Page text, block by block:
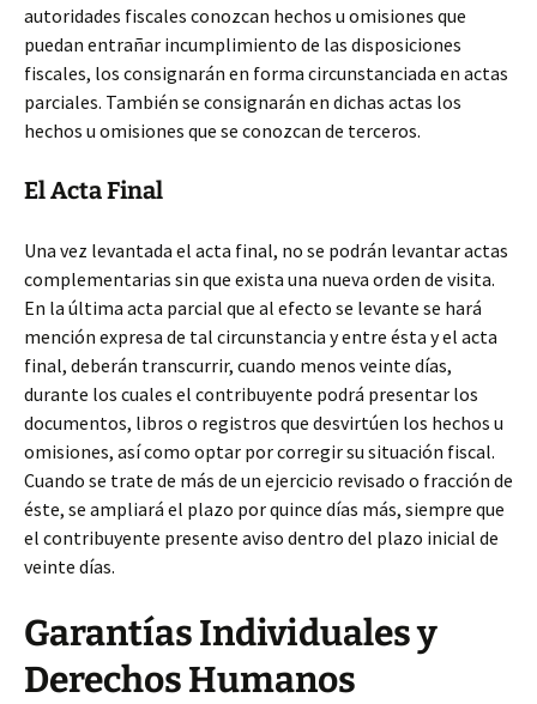
autoridades fiscales conozcan hechos u omisiones que
puedan entrañar incumplimiento de las disposiciones
fiscales, los consignarán en forma circunstanciada en actas
parciales. También se consignarán en dichas actas los
hechos u omisiones que se conozcan de terceros.
El Acta Final
Una vez levantada el acta final, no se podrán levantar actas
complementarias sin que exista una nueva orden de visita.
En la última acta parcial que al efecto se levante se hará
mención expresa de tal circunstancia y entre ésta y el acta
final, deberán transcurrir, cuando menos veinte días,
durante los cuales el contribuyente podrá presentar los
documentos, libros o registros que desvirtúen los hechos u
omisiones, así como optar por corregir su situación fiscal.
Cuando se trate de más de un ejercicio revisado o fracción de
éste, se ampliará el plazo por quince días más, siempre que
el contribuyente presente aviso dentro del plazo inicial de
veinte días.
Garantías Individuales y
Derechos Humanos